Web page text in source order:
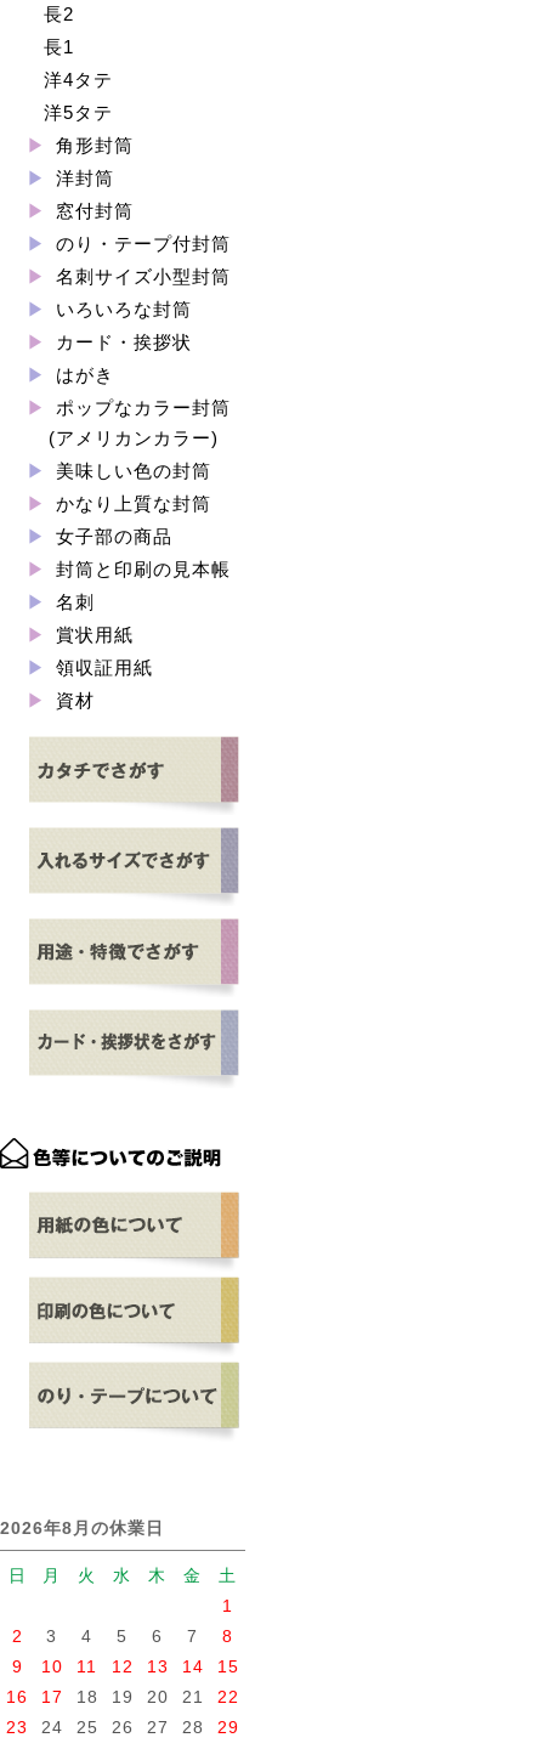
長2
長1
洋4タテ
洋5タテ
角形封筒
洋封筒
窓付封筒
のり・テープ付封筒
名刺サイズ小型封筒
いろいろな封筒
カード・挨拶状
はがき
ポップなカラー封筒
(アメリカンカラー)
美味しい色の封筒
かなり上質な封筒
女子部の商品
封筒と印刷の見本帳
名刺
賞状用紙
領収証用紙
資材
2026年8月の休業日
日 月 火 水 木 金
土
1
2
3 4 5 6 7
8
9
10 11 12 13 14
15
16
17 18 19 20 21
22
23
24 25 26 27 28
29